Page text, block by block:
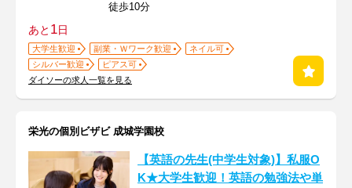
徒歩10分
あと 1日
大学生歓迎 副業・Ｗワーク歓迎
ネイル可
シルバー歓迎
ピアス可
ダイソーの求人一覧を見る
栄光の個別ビザビ 成城学園校
【英語の先生(中学生対象)】私服O
K★大学生歓迎！英語の勉強法や単